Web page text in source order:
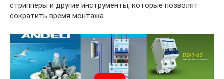
стрипперы и другие инструменты, которые позволят
сократить время монтажа.